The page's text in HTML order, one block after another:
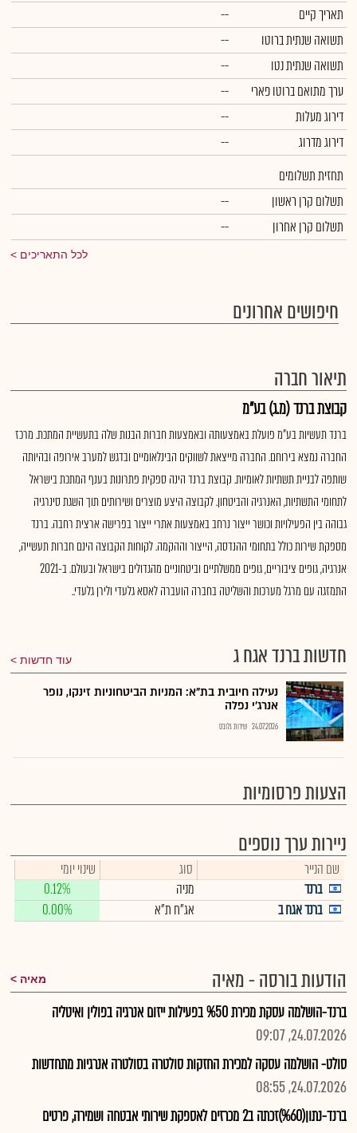
תאריך קיים
--
תשואה שנתית ברוטו
--
תשואה שנתית נטו
--
ערך מתואם ברוטו פארי
--
דירוג מעלות
--
דירוג מדרוג
--
תחזית תשלומים
תשלום קרן ראשון
--
תשלום קרן אחרון
--
לכל התאריכים
חיפושים אחרונים
תיאור חברה
קבוצת ברנד (מ.ג) בע"מ
ברנד תעשיות בע"מ פועלת באמצעותה ובאמצעות חברות הבנות שלה בתעשיית המתכת. מרכז
החברה נמצא בירוחם. החברה מייצאת לשווקים הבינלאומיים ובדגש למערב אירופה ובהיותה
שותפה לבניית תשתיות לאומיות. קבוצת ברנד הינה ספקית פתרונות בענף המתכת בישראל
לתחומי התשתיות, האנרגיה והביטחון. לקבוצה היצע מוצרים ושירותים תוך השגת סינרגיה
גבוהה בין הפעילויות וכושר ייצור נרחב באמצעות אתרי ייצור בפרישה ארצית רחבה. ברנד
מספקת שירות כולל בתחומי ההנדסה, הייצור וההקמה. לקוחות הקבוצה הינם חברות תעשייה,
אנרגיה, גופים ציבוריים, גופים ממשלתיים וביטחוניים מהגדולים בישראל ובעולם. ב-2021
התמזגה עם מרגל מערכות והשליטה בחברה הועברה לאסא גלעדי ולירן גלעדי..
חדשות ברנד אגח ג עוד חדשות
נעילה חיובית בת"א: המניות הביטחוניות זינקו, נופר
אנרג'י נפלה
24.07.2026 שירות גלובס
הצעות פרסומיות
ניירות ערך נוספים
שם הנייר סוג
שינוי יומי
ברנד
מניה
0.12%
ברנד אגח ב
אג"ח ת"א 0.00%
הודעות בורסה - מאיה מאיה
ברנד-הושלמה עסקת מכירת %50 בפעילות ייזום אנרגיה בפולין ואיטליה
24.07.2026, 09:07
סולט- הושלמה עסקה למכירת החזקות סולטרה בסולטרה אנרגיות מתחדשות
24.07.2026, 08:55
ברנד-נתון(%60)זכתה ב2 מכרזים לאספקת שירותי אבטחה ושמירה, פרטים